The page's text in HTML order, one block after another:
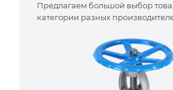
Предлагаем большой выбор
категории разных